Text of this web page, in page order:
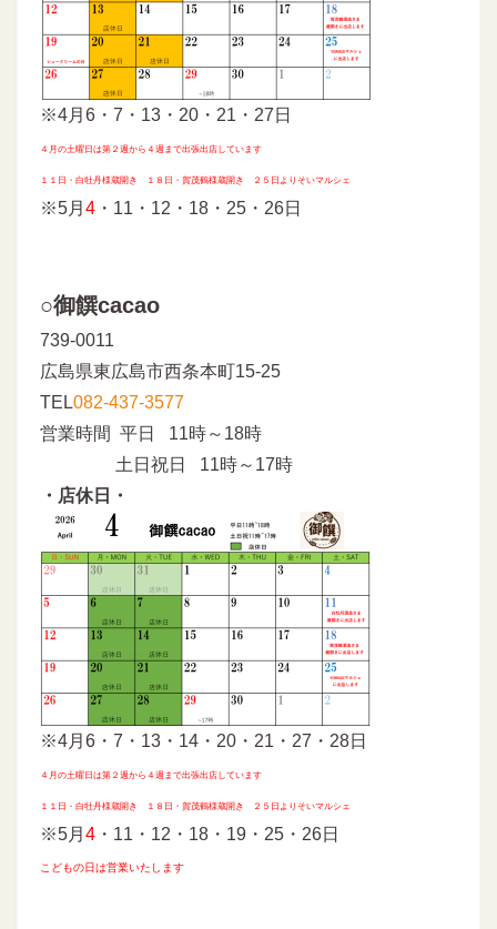
※4月6・7・13・20・21・27日
４月の土曜日は第２週から４週まで出張出店しています
１１日・白牡丹様蔵開き １８日・賀茂鶴様蔵開き ２５日よりそいマルシェ
※5月 4 ・11・12・18・25・26日
○御饌cacao
739-0011
広島県東広島市西条本町15-25
TEL082-437-3577
営業時間 平日 11時～18時
土日祝日 11時～17時
・店休日・
※4月6・7・13・14・20・21・27・28日
４月の土曜日は第２週から４週まで出張出店しています
１１日・白牡丹様蔵開き １８日・賀茂鶴様蔵開き ２５日よりそいマルシェ
※5月 4 ・11・12・18・19・25・26日
こどもの日は営業いたします